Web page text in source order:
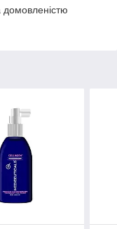
домовленістю